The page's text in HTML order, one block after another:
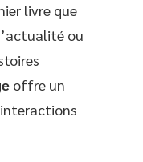
livre que
ou
offre un